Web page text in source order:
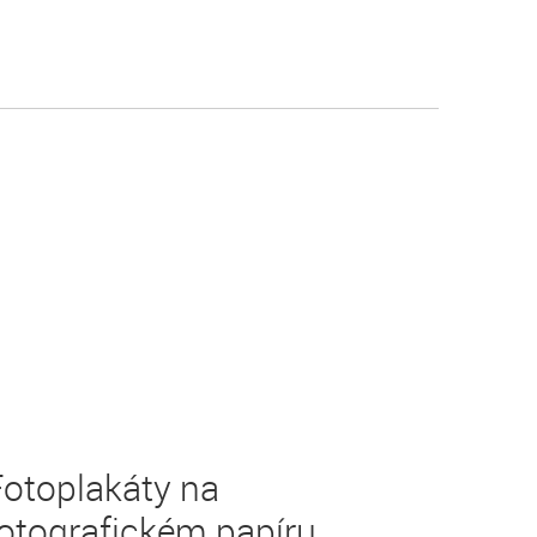
na